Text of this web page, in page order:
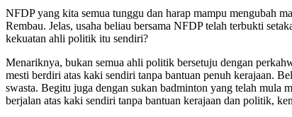
NFDP yang kita semua tunggu dan harap mampu mengubah
Rembau. Jelas, usaha beliau bersama NFDP telah terbukti
kekuatan ahli politik itu sendiri?
Menariknya, bukan semua ahli politik bersetuju dengan
mesti berdiri atas kaki sendiri tanpa bantuan penuh kerajaan.
swasta. Begitu juga dengan sukan badminton yang telah mula
berjalan atas kaki sendiri tanpa bantuan kerajaan dan politik,